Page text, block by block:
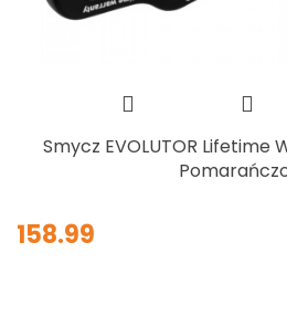
Smycz EVOLUTOR
158.99